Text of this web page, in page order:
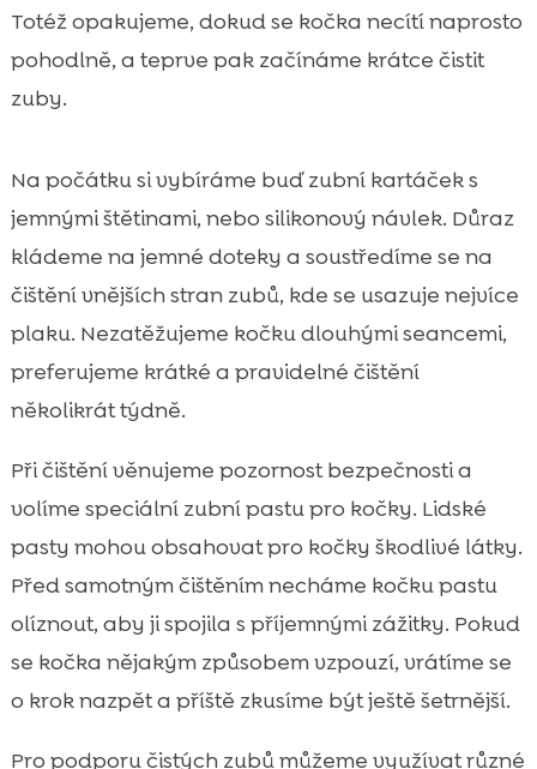
Totéž opakujeme, dokud se kočka necítí naprosto
pohodlně, a teprve pak začínáme krátce čistit
zuby.
Na počátku si vybíráme buď zubní kartáček s
jemnými štětinami, nebo silikonový návlek. Důraz
kládeme na jemné doteky a soustředíme se na
čištění vnějších stran zubů, kde se usazuje nejvíce
plaku. Nezatěžujeme kočku dlouhými seancemi,
preferujeme krátké a pravidelné čištění
několikrát týdně.
Při čištění věnujeme pozornost bezpečnosti a
volíme speciální zubní pastu pro kočky. Lidské
pasty mohou obsahovat pro kočky škodlivé látky.
Před samotným čištěním necháme kočku pastu
olíznout, aby ji spojila s příjemnými zážitky. Pokud
se kočka nějakým způsobem vzpouzí, vrátíme se
o krok nazpět a příště zkusíme být ještě šetrnější.
Pro podporu čistých zubů můžeme využívat různé